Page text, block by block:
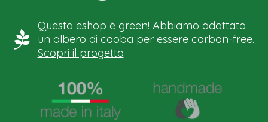
Questo eshop è green! Abbiamo adottato
un albero di caoba per essere carbon-free.
Scopri il progetto